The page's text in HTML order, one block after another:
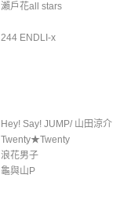
瀨戶花all stars
244 ENDLI-x
Hey! Say! JUMP/ 山田涼介
Twenty★Twenty
浪花男子
龜與山P